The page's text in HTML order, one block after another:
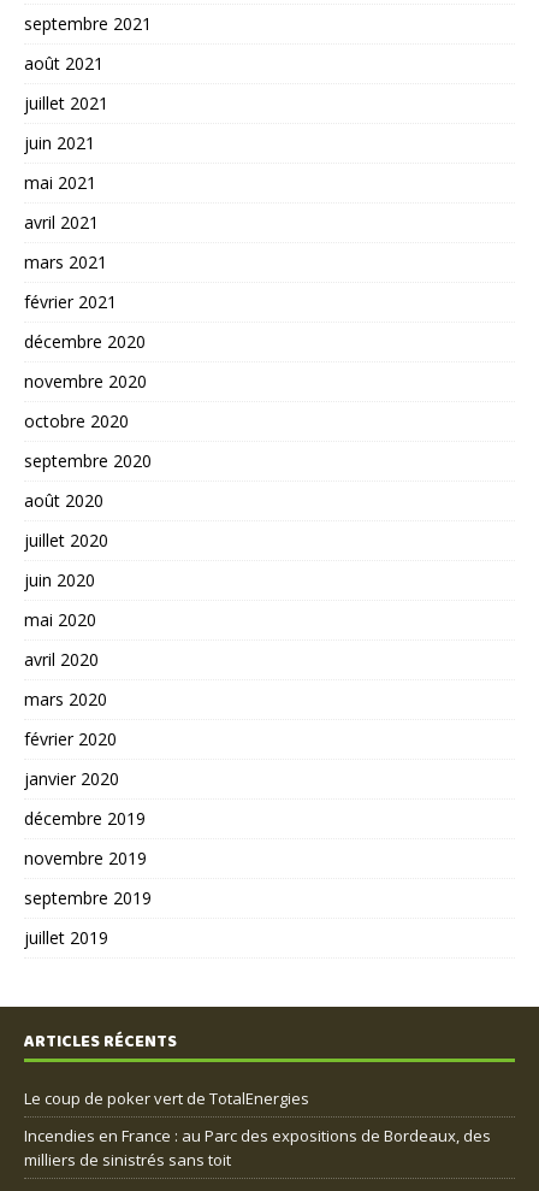
septembre 2021
août 2021
juillet 2021
juin 2021
mai 2021
avril 2021
mars 2021
février 2021
décembre 2020
novembre 2020
octobre 2020
septembre 2020
août 2020
juillet 2020
juin 2020
mai 2020
avril 2020
mars 2020
février 2020
janvier 2020
décembre 2019
novembre 2019
septembre 2019
juillet 2019
ARTICLES RÉCENTS
Le coup de poker vert de TotalEnergies
Incendies en France : au Parc des expositions de Bordeaux, des
milliers de sinistrés sans toit